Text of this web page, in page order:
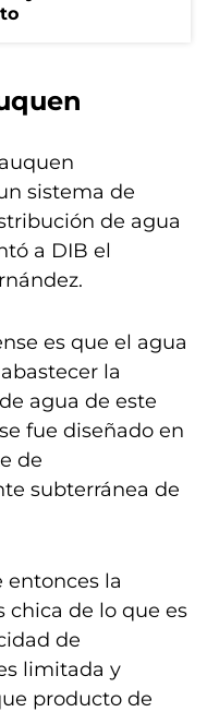
sistema de
de agua
a DIB el
es que el agua
la
agua de este
fue diseñado en
de
subterránea de
entonces la
chica de lo que es
de
limitada y
producto de